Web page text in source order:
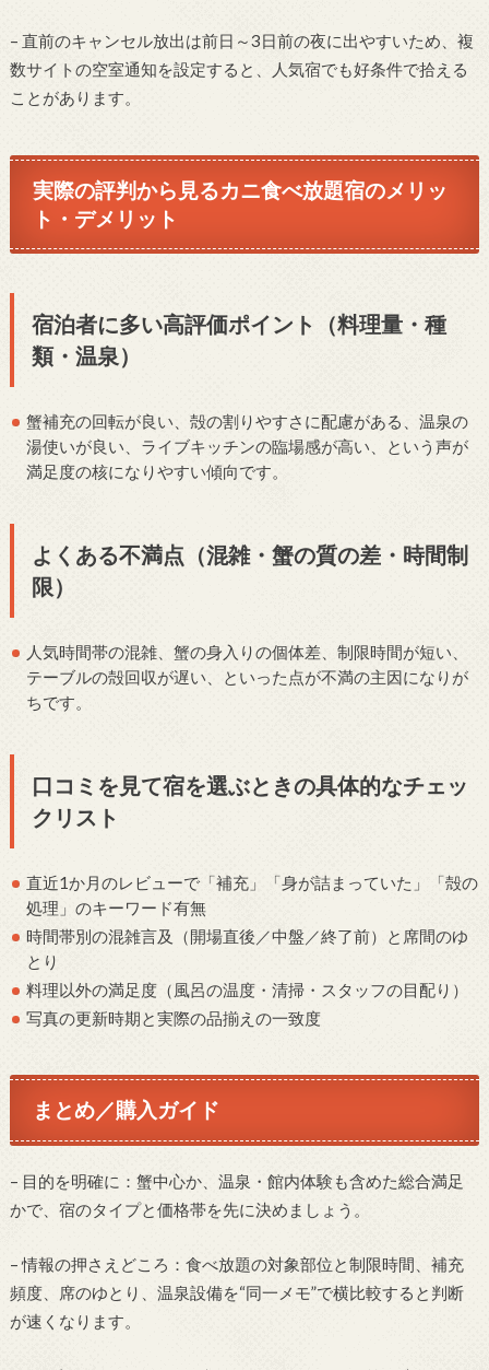
– 直前のキャンセル放出は前日～3日前の夜に出やすいため、複
数サイトの空室通知を設定すると、人気宿でも好条件で拾える
ことがあります。
実際の評判から見るカニ食べ放題宿のメリッ
ト・デメリット
宿泊者に多い高評価ポイント（料理量・種
類・温泉）
蟹補充の回転が良い、殻の割りやすさに配慮がある、温泉の
湯使いが良い、ライブキッチンの臨場感が高い、という声が
満足度の核になりやすい傾向です。
よくある不満点（混雑・蟹の質の差・時間制
限）
人気時間帯の混雑、蟹の身入りの個体差、制限時間が短い、
テーブルの殻回収が遅い、といった点が不満の主因になりが
ちです。
口コミを見て宿を選ぶときの具体的なチェッ
クリスト
直近1か月のレビューで「補充」「身が詰まっていた」「殻の
処理」のキーワード有無
時間帯別の混雑言及（開場直後／中盤／終了前）と席間のゆ
とり
料理以外の満足度（風呂の温度・清掃・スタッフの目配り）
写真の更新時期と実際の品揃えの一致度
まとめ／購入ガイド
– 目的を明確に：蟹中心か、温泉・館内体験も含めた総合満足
かで、宿のタイプと価格帯を先に決めましょう。
– 情報の押さえどころ：食べ放題の対象部位と制限時間、補充
頻度、席のゆとり、温泉設備を“同一メモ”で横比較すると判断
が速くなります。